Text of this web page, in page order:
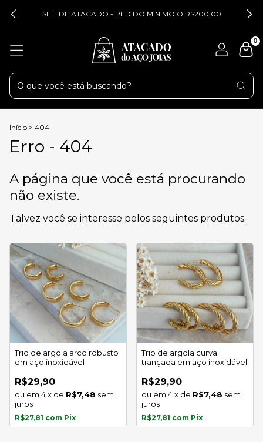
SITE DE ATACADO - PEDIDO MÍNIMO O R$200,00
0
Início > 404
Erro - 404
A página que você está procurando
não existe.
Talvez você se interesse pelos seguintes produtos.
Trio de argola arco robusto
em aço inoxidável
R$29,90
4x de R$7,48 sem
juros
R$27,81 com Pix
Trio de argola curva
trançada em aço inoxidável
R$29,90
4x de R$7,48 sem
juros
R$27,81 com Pix